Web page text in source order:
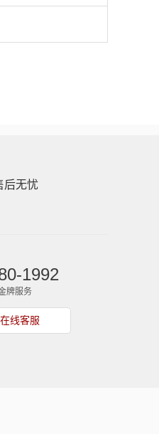
后无忧
1992
牌服务
线客服